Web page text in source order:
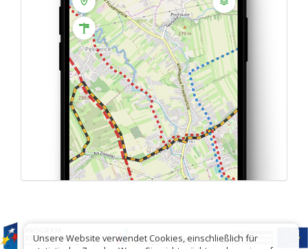
Unsere Website verwendet Cookies, einschließlich für